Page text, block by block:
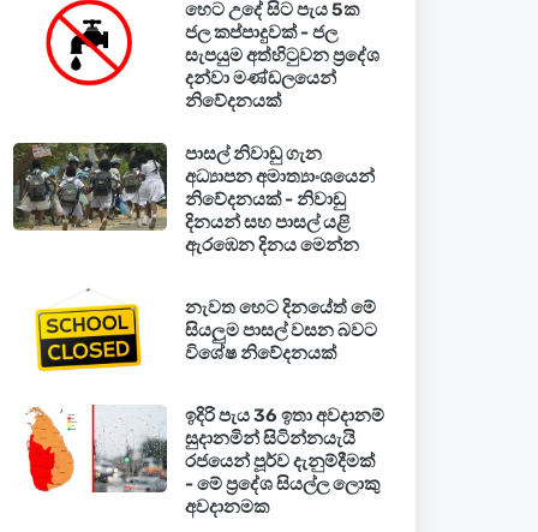
හෙට උදේ සිට පැය 5ක
ජල කප්පාදුවක් - ජල
සැපයුම අත්හිටුවන ප්‍රදේශ
දන්වා මණ්ඩලයෙන්
නිවේදනයක්
පාසල් නිවාඩු ගැන
අධ්‍යාපන අමාත්‍යාංශයෙන්
නිවේදනයක් - නිවාඩු
දිනයන් සහ පාසල් යළි
ඇරඹෙන දිනය මෙන්න
නැවත හෙට දිනයේත් මේ
සියලුම පාසල් වසන බවට
විශේෂ නිවේදනයක්
ඉදිරි පැය 36 ඉතා අවදානම්
සුදානමින් සිටින්නයැයි
රජයෙන් පූර්ව දැනුම්දීමක්
- මේ ප්‍රදේශ සියල්ල ලොකු
අවදානමක